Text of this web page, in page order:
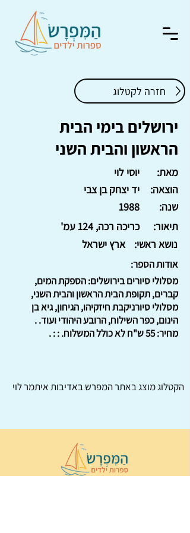
חזרה לקטלוג
ירושלים בימי הבית
הראשון והבית השני
יוסי לוי
מאת:
יד יצחק בן צבי
הוצאה:
1988
שנה:
כריכה רכה, 124 עמ'
תיאור:
ארץ ישראל
נושא ראשי:
אודות הספר:
מסלולי סיורים בירושלים: הספקת המים,
קברים, תקופת הבית הראשון והבית השני,
מסלולי סיורניקבת חיזקיהו, הגיחון, גיא בן
הינום, כפר השילוח, הרובע היהודי ועוד. .
מחיר: 55 ש"ח לא כולל המשלוח. : : .
הקטלוג מוצג באתרהמפרשבאדיבות איתמר לוי